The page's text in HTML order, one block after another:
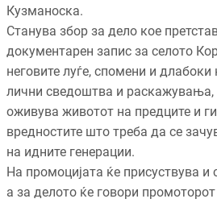
Кузманоска.
Станува збор за дело кое
документарен запис за селото
неговите луѓе, спомени и
лични сведоштва и раскажувања,
оживува животот на предците и
вредностите што треба да се
на идните генерации.
На промоцијата ќе присуствува и
а за делото ќе говори